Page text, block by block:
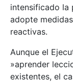
intensificado la
adopte
reactivas.
Aunque el
»aprender
existentes, el